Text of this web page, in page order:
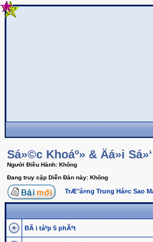
Sá»©c Khoáº» & Äá»i
Người Điều Hành: Không
Đang truy cập Diễn Đàn này: Không
TrÆ°á»ng Trung Há»c Sao
BÃ i táº­p 5 phÃºt